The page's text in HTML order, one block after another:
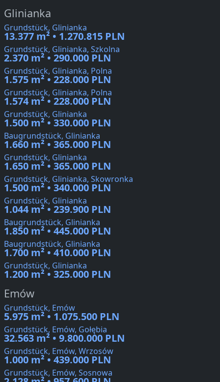
Glinianka
Grundstück, Glinianka
13.377 m² • 1.270.815 PLN
Grundstück, Glinianka, Szkolna
2.370 m² • 290.000 PLN
Grundstück, Glinianka, Polna
1.575 m² • 228.000 PLN
Grundstück, Glinianka, Polna
1.574 m² • 228.000 PLN
Grundstück, Glinianka
1.500 m² • 330.000 PLN
Baugrundstück, Glinianka
1.660 m² • 365.000 PLN
Grundstück, Glinianka
1.650 m² • 365.000 PLN
Grundstück, Glinianka, Skowronka
1.500 m² • 340.000 PLN
Grundstück, Glinianka
1.044 m² • 239.900 PLN
Baugrundstück, Glinianka
1.850 m² • 445.000 PLN
Baugrundstück, Glinianka
1.700 m² • 410.000 PLN
Grundstück, Glinianka
1.200 m² • 325.000 PLN
Emów
Grundstück, Emów
5.975 m² • 1.075.500 PLN
Grundstück, Emów, Gołębia
32.563 m² • 9.800.000 PLN
Grundstück, Emów, Wrzosów
1.000 m² • 439.000 PLN
Grundstück, Emów, Sosnowa